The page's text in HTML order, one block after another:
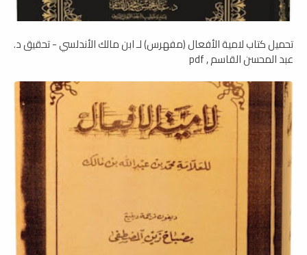
تحميل كتاب لامية الأفعال (مفهرس) لـ ابن مالك الأندلسي - تحقيق د.
عبد المحسن القاسم , pdf